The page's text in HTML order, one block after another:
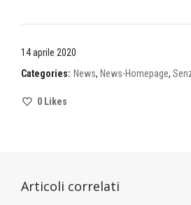
14 aprile 2020
Categories: News, News-Homepage,
0 Likes
Articoli correlati